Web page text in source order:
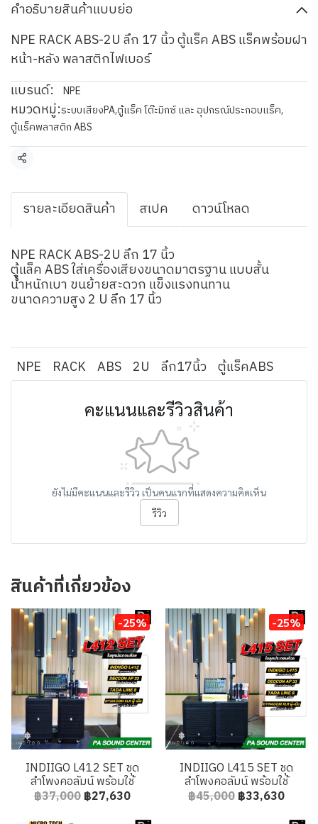
คำอธิบายสินค้าแบบย่อ
NPE RACK ABS-2U ลึก 17 นิ้ว ตู้แร็ค ABS แร็คพร้อมฝา
หน้า-หลัง พลาสติกไฟเบอร์
แบรนด์:
NPE
หมวดหมู่:ระบบเสียงPA,ตู้แร็ค โต๊ะมิกซ์ และ อุปกรณ์ประกอบแร็ค,
ตู้แร็คพลาสติก ABS
แชร์
รายละเอียดสินค้า สเปค ดาวน์โหลด
NPE RACK ABS-2U ลึก 17 นิ้ว
ตู้แล็ค ABS ใส่เครื่องเสียงขนาดมาตรฐาน แบบสั้น
น้ำหนักเบา ขนย้ายสะดวก แข็งแรงทนทาน
ขนาดความสูง 2 U ลึก 17 นิ้ว
NPE RACK ABS 2U ลึก17นิ้ว ตู้แร็คABS
คะแนนและรีวิวสินค้า
ยังไม่มีคะแนนและรีวิว เป็นคนแรกที่แสดงความคิดเห็น
รีวิว
สินค้าที่เกี่ยวข้อง
-25%
INDIIGO L412 SET ชุด
ลำโพงคอลัมน์ พร้อมใช้
฿37,000 ฿27,630
-25%
INDIIGO L415 SET ชุด
ลำโพงคอลัมน์ พร้อมใช้
฿45,000 ฿33,630